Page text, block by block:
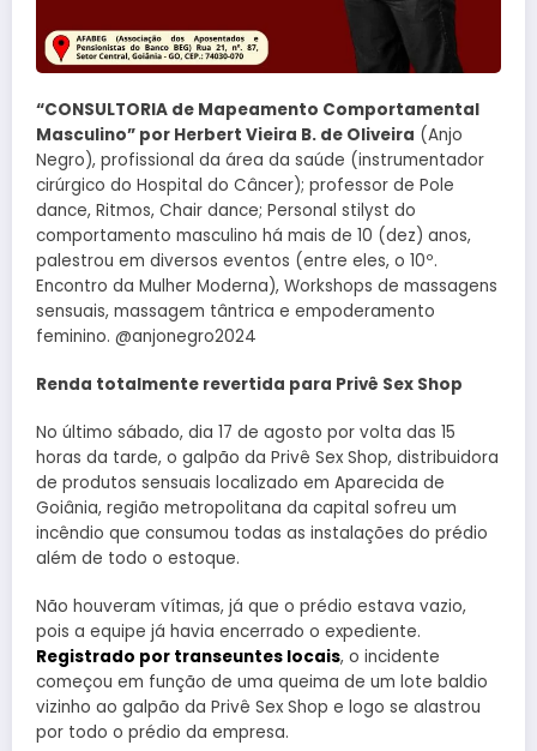
“CONSULTORIA de Mapeamento Comportamental
Masculino” por Herbert Vieira B. de Oliveira (Anjo
Negro), profissional da área da saúde (instrumentador
cirúrgico do Hospital do Câncer); professor de Pole
dance, Ritmos, Chair dance; Personal stilyst do
comportamento masculino há mais de 10 (dez) anos,
palestrou em diversos eventos (entre eles, o 10º.
Encontro da Mulher Moderna), Workshops de massagens
sensuais, massagem tântrica e empoderamento
feminino. @anjonegro2024
Renda totalmente revertida para Privê Sex Shop
No último sábado, dia 17 de agosto por volta das 15
horas da tarde, o galpão da Privê Sex Shop, distribuidora
de produtos sensuais localizado em Aparecida de
Goiânia, região metropolitana da capital sofreu um
incêndio que consumou todas as instalações do prédio
além de todo o estoque.
Não houveram vítimas, já que o prédio estava vazio,
pois a equipe já havia encerrado o expediente.
Registrado por transeuntes locais, o incidente
começou em função de uma queima de um lote baldio
vizinho ao galpão da Privê Sex Shop e logo se alastrou
por todo o prédio da empresa.